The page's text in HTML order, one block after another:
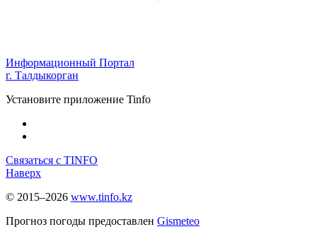
Информационный Портал
г. Талдыкорган
Установите приложение Tinfo
Связаться с TINFO
Наверх
© 2015–2026 www.tinfo.kz
Прогноз погоды предоставлен Gismeteo